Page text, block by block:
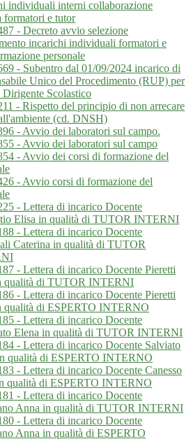
individuali interni collaborazione
formatori e tutor
- Decreto avvio selezione
incarichi individuali formatori e
personale
- Subentro dal 01/09/2024 incarico di
Unico del Procedimento (RUP) per
Dirigente Scolastico
- Rispetto del principio di non arrecare
(cd. DNSH)
- Avvio dei laboratori sul campo.
- Avvio dei laboratori sul campo
- Avvio dei corsi di formazione del
- Avvio corsi di formazione del
- Lettera di incarico Docente
Elisa in qualità di TUTOR INTERNI
- Lettera di incarico Docente
Caterina in qualità di TUTOR
- Lettera di incarico Docente Pieretti
qualità di TUTOR INTERNI
- Lettera di incarico Docente Pieretti
qualità di ESPERTO INTERNO
- Lettera di incarico Docente
Elena in qualità di TUTOR INTERNI
- Lettera di incarico Docente Salviato
qualità di ESPERTO INTERNO
- Lettera di incarico Docente Canesso
qualità di ESPERTO INTERNO
- Lettera di incarico Docente
Anna in qualità di TUTOR INTERNI
- Lettera di incarico Docente
Anna in qualità di ESPERTO